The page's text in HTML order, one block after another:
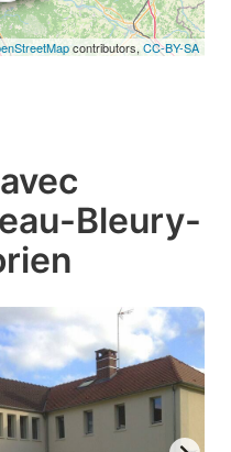
contributors, CC-BY-SA
Bleury-